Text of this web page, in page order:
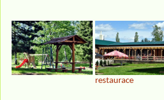
restaurace